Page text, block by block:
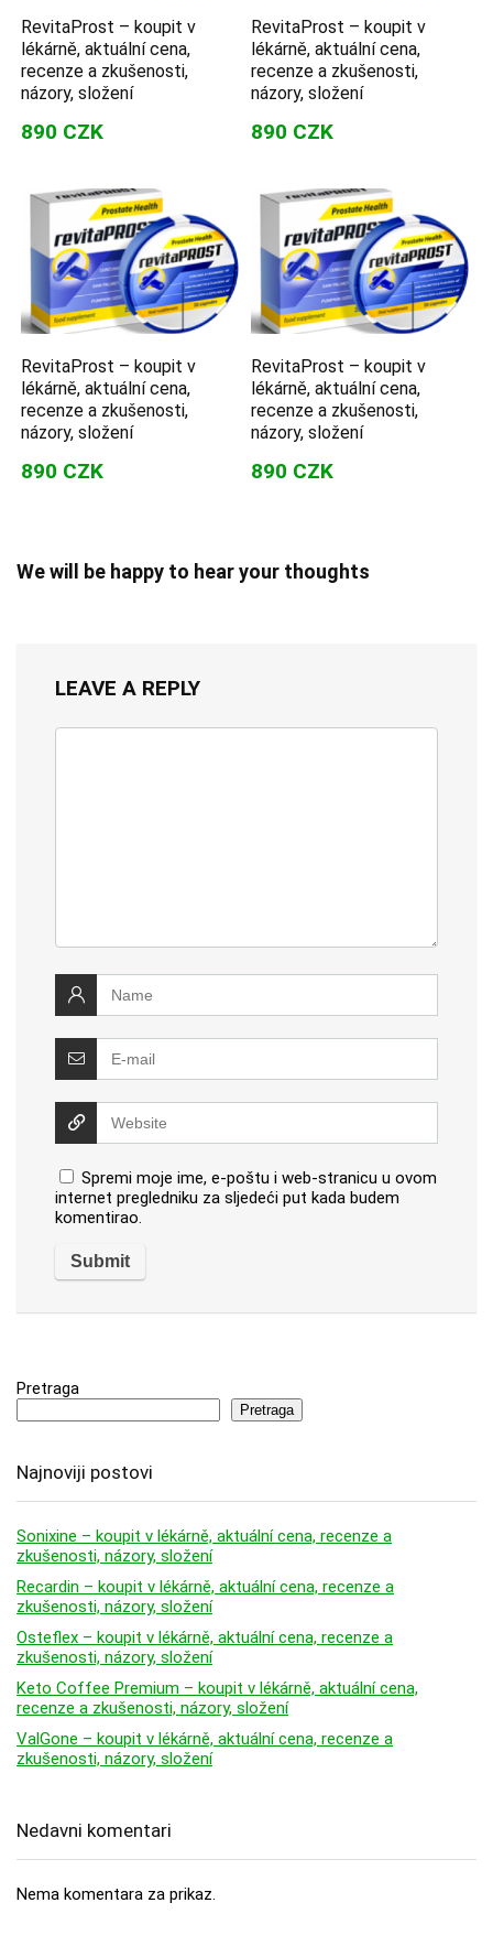
RevitaProst – koupit v
lékárně, aktuální cena,
recenze a zkušenosti,
názory, složení
890 CZK
RevitaProst – koupit v
lékárně, aktuální cena,
recenze a zkušenosti,
názory, složení
890 CZK
RevitaProst – koupit v
lékárně, aktuální cena,
recenze a zkušenosti,
názory, složení
890 CZK
RevitaProst – koupit v
lékárně, aktuální cena,
recenze a zkušenosti,
názory, složení
890 CZK
We will be happy to hear your thoughts
LEAVE A REPLY
Spremi moje ime, e-poštu i web-stranicu u ovom
internet pregledniku za sljedeći put kada budem
komentirao.
Pretraga
Pretraga
Najnoviji postovi
Sonixine – koupit v lékárně, aktuální cena, recenze a
zkušenosti, názory, složení
Recardin – koupit v lékárně, aktuální cena, recenze a
zkušenosti, názory, složení
Osteflex – koupit v lékárně, aktuální cena, recenze a
zkušenosti, názory, složení
Keto Coffee Premium – koupit v lékárně, aktuální cena,
recenze a zkušenosti, názory, složení
ValGone – koupit v lékárně, aktuální cena, recenze a
zkušenosti, názory, složení
Nedavni komentari
Nema komentara za prikaz.